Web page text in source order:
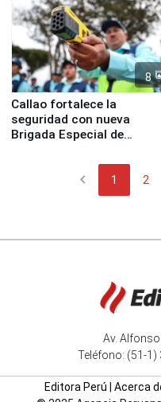
8
Callao fortalece la
seguridad con nueva
Brigada Especial de
equipamiento para
chevron_left 1 2
Av. Alfonso
Teléfono: (51-1)
Editora Perú Acerca